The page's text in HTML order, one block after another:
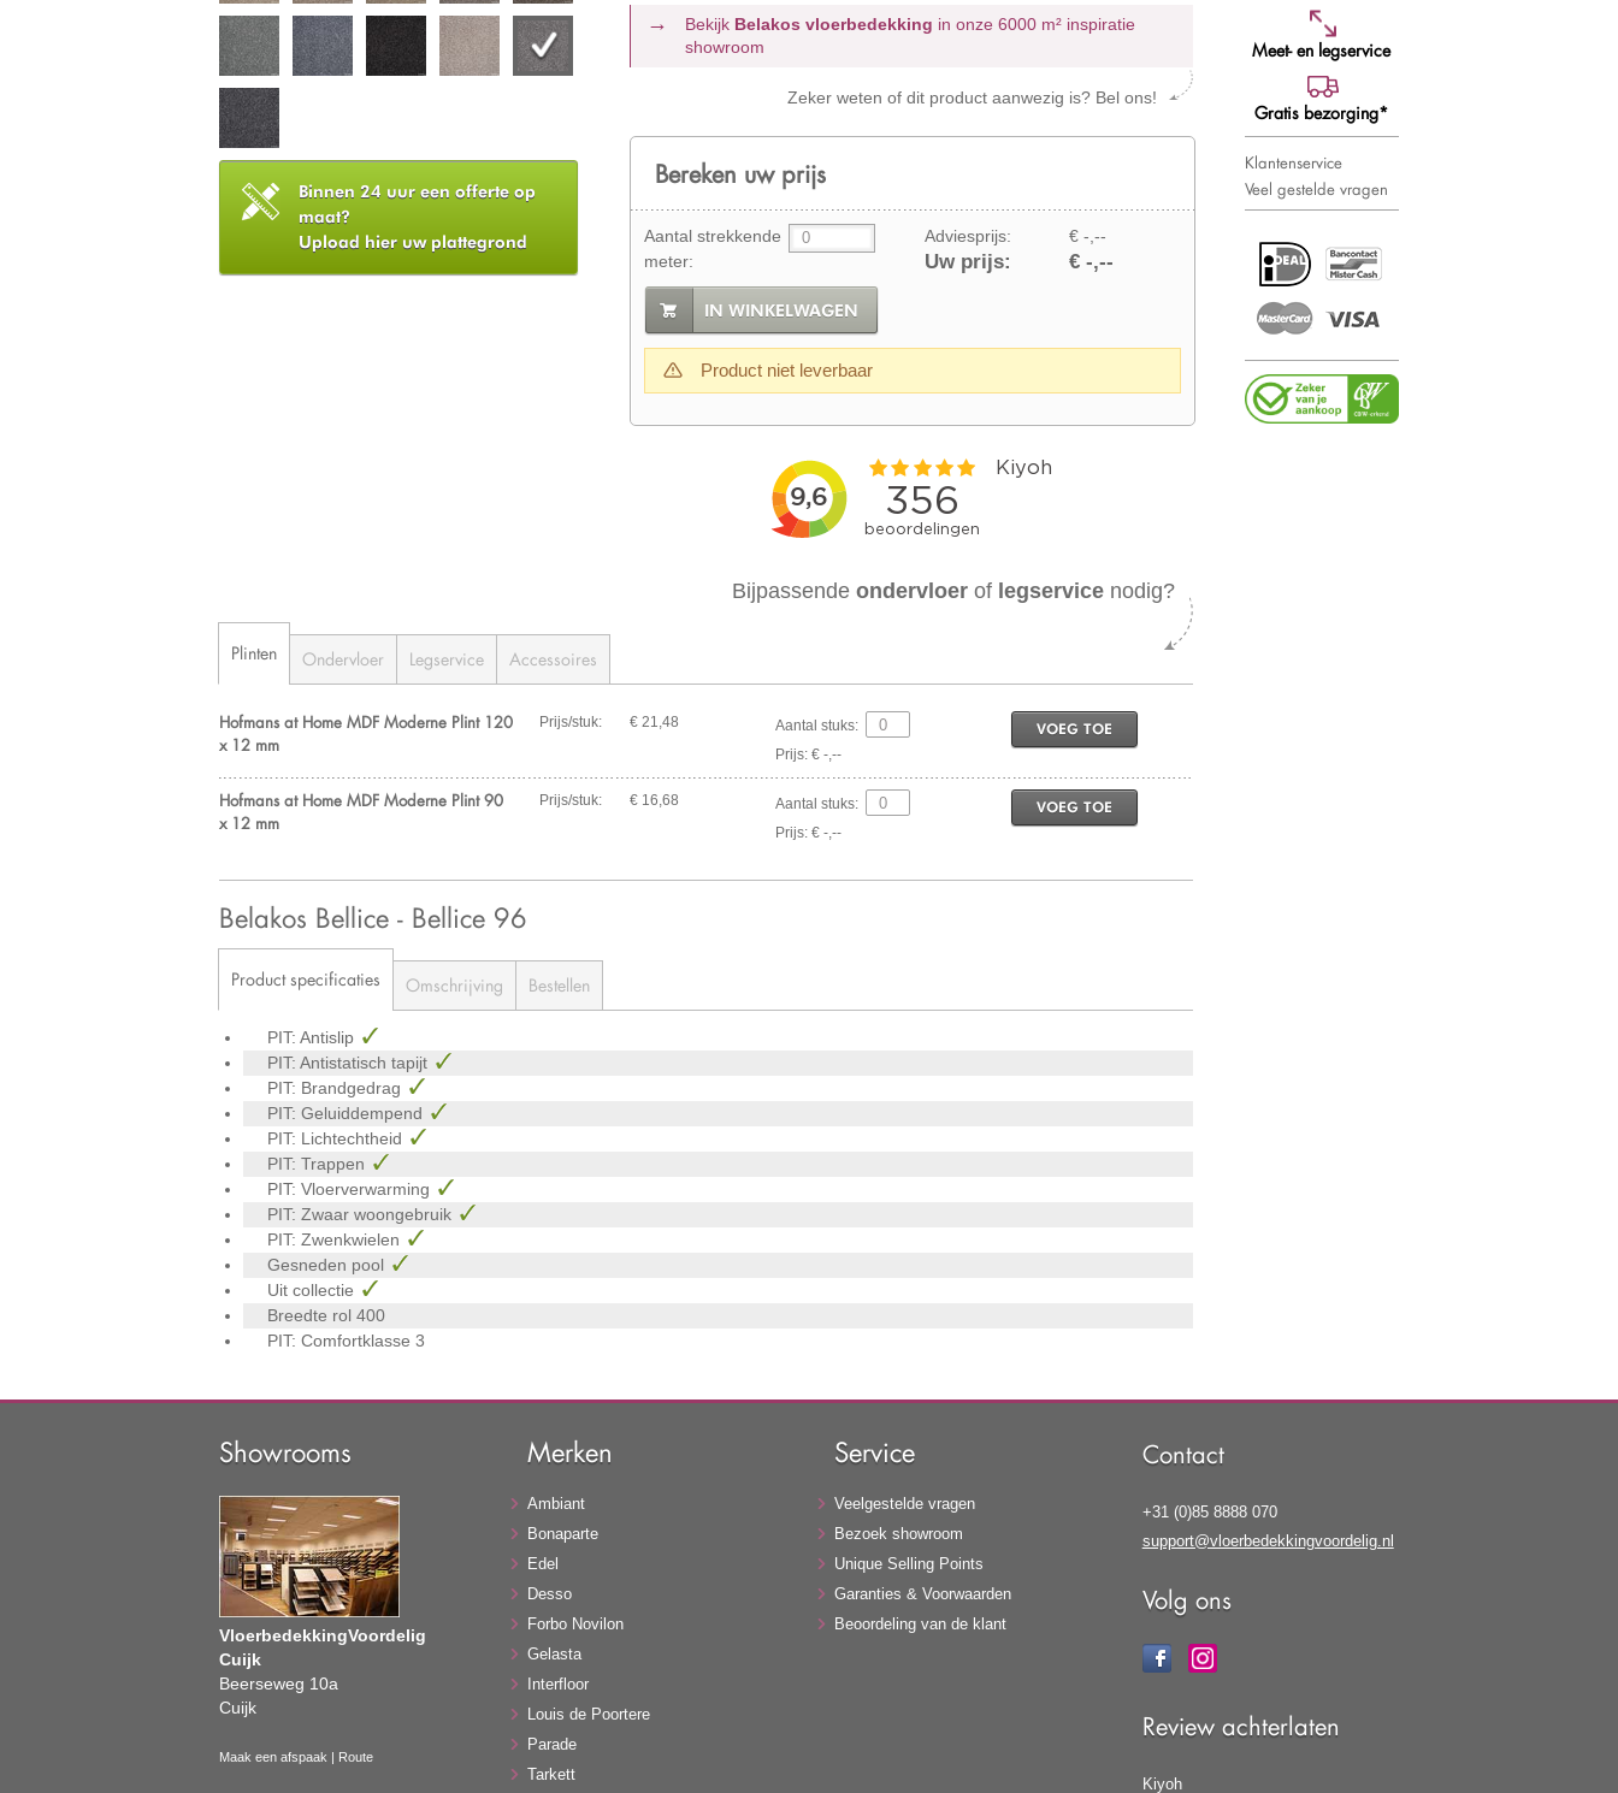
Binnen 24 uur een offerte op
maat?
Upload hier uw plattegrond
Bekijk Belakos vloerbedekking in onze 6000 m² inspiratie
showroom
Zeker weten of dit product aanwezig is? Bel ons!
Bereken uw prijs
Aantal strekkende
meter:
Adviesprijs: € -,--
Uw prijs: € -,--
IN WINKELWAGEN
Product niet leverbaar
Meet- en legservice
Gratis bezorging*
Klantenservice
Veel gestelde vragen
Bijpassendeondervloer of legservice nodig?
Plinten Ondervloer Legservice Accessoires
Hofmans at Home MDF Moderne Plint 120
x 12 mm
Prijs/stuk: € 21,48
Aantal stuks:
Prijs: € -,--
VOEG TOE
Hofmans at Home MDF Moderne Plint 90
x 12 mm
Prijs/stuk: € 16,68
Aantal stuks:
Prijs: € -,--
VOEG TOE
Belakos Bellice - Bellice 96
Product specificaties Omschrijving Bestellen
PIT: Antislip
PIT: Antistatisch tapijt
PIT: Brandgedrag
PIT: Geluiddempend
PIT: Lichtechtheid
PIT: Trappen
PIT: Vloerverwarming
PIT: Zwaar woongebruik
PIT: Zwenkwielen
Gesneden pool
Uit collectie
Breedte rol 400
PIT: Comfortklasse 3
Showrooms
VloerbedekkingVoordelig
Cuijk
Beerseweg 10a
Cuijk
Maak een afspaak | Route
Merken
Ambiant
Bonaparte
Edel
Desso
Forbo Novilon
Gelasta
Interfloor
Louis de Poortere
Parade
Tarkett
Service
Veelgestelde vragen
Bezoek showroom
Unique Selling Points
Garanties & Voorwaarden
Beoordeling van de klant
Contact
+31 (0)85 8888 070
support@vloerbedekkingvoordelig.nl
Volg ons
Review achterlaten
Kiyoh